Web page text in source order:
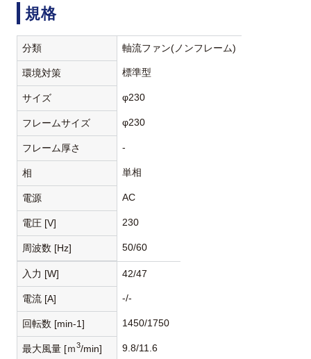
規格
分類 軸流ファン(ノンフレーム)
環境対策 標準型
サイズ φ230
フレームサイズ φ230
フレーム厚さ -
相 単相
電源 AC
電圧 [V] 230
周波数 [Hz] 50/60
入力 [W] 42/47
電流 [A] -/-
回転数 [min-1] 1450/1750
最大風量 [ｍ3/min] 9.8/11.6